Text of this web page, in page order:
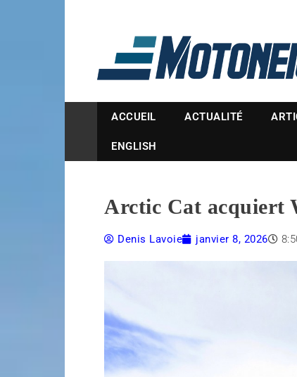
Magazine
ACCUEIL ACTUALITÉ
ENGLISH
Arctic Cat acquiert
Denis Lavoie janvier 8, 2026